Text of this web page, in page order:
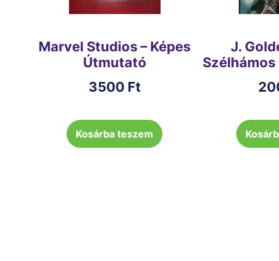
Marvel Studios – Képes
Útmutató
3500 Ft
Kosárba teszem
J.
Szélhámos